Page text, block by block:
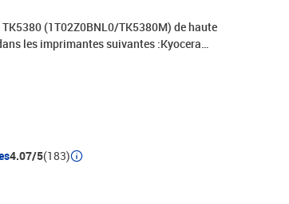
(1T02Z0BNL0/TK5380M) de haute
les imprimantes suivantes :Kyocera
ECOSYS
4.07/5(183)